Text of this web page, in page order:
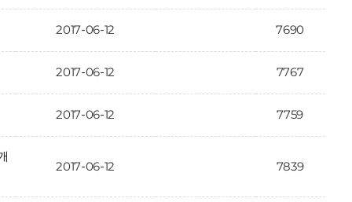
2017-06-12 7690
2017-06-12 7767
2017-06-12 7759
2017-06-12 7839